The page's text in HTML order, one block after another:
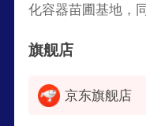
化容器苗圃基地，
企业”、“浙江省农
旗舰店
京东旗舰店